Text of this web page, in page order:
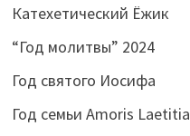
Катехетический Ёжик
“Год молитвы” 2024
Год святого Иосифа
Год семьи Amoris Laetitia